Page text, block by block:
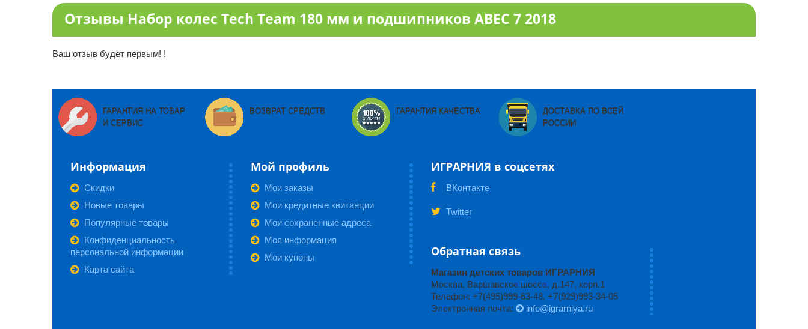
Отзывы Набор колес Tech Team 180 мм и подшипников ABEC 7 2018
Ваш отзыв будет первым! !
ГАРАНТИЯ НА ТОВАР
И СЕРВИС
ВОЗВРАТ СРЕДСТВ ГАРАНТИЯ КАЧЕСТВА
ДОСТАВКА ПО ВСЕЙ
РОССИИ
Информация
Скидки
Новые товары
Популярные товары
Конфиденциальность
персональной информации
Карта сайта
Мой профиль
Мои заказы
Мои кредитные квитанции
Мои сохраненные адреса
Моя информация
Мои купоны
ИГРАРНИЯ в соцсетях
ВКонтакте
Twitter
Обратная связь
Магазин детских товаров ИГРАРНИЯ
Москва, Варшавское шоссе, д.147, корп.1
Телефон: +7(495)999-63-48, +7(929)993-34-05
Электронная почта:
info@igrarniya.ru